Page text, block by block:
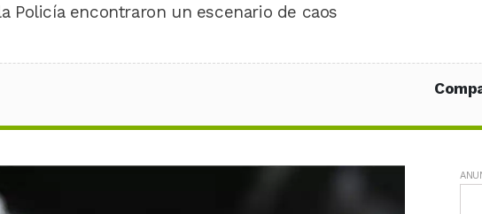
Policía encontraron un escenario de caos